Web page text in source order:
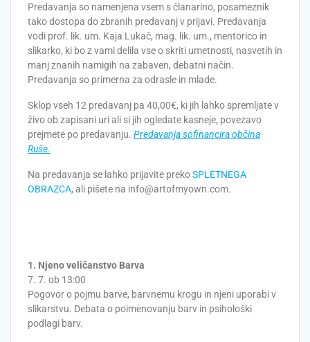
Predavanja so namenjena vsem s članarino, posameznik
tako dostopa do zbranih predavanj v prijavi. Predavanja
vodi prof. lik. um. Kaja Lukač, mag. lik. um., mentorico in
slikarko, ki bo z vami delila vse o skriti umetnosti, nasvetih in
manj znanih namigih na zabaven, debatni način.
Predavanja so primerna za odrasle in mlade.
Sklop vseh 12 predavanj pa 40,00€, ki jih lahko spremljate v
živo ob zapisani uri ali si jih ogledate kasneje, povezavo
prejmete po predavanju. Predavanja sofinancira občina
Ruše.
Na predavanja se lahko prijavite prekoSPLETNEGA
OBRAZCA, ali pišete na info@artofmyown.com.
1. Njeno veličanstvo Barva
7. 7. ob 13:00
Pogovor o pojmu barve, barvnemu krogu in njeni uporabi v
slikarstvu. Debata o poimenovanju barv in psihološki
podlagi barv.